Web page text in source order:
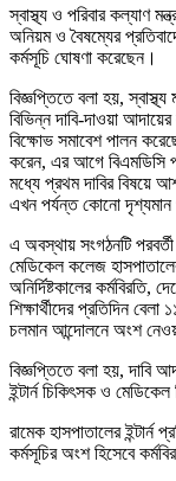
স্বাস্থ্য ও পরিবার কল্যাণ
অনিয়ম ও বৈষম্যের
কর্মসূচি ঘোষণা করেছেন।
বিজ্ঞপ্তিতে বলা হয়, স্বাস্থ্য
বিভিন্ন দাবি-দাওয়া আদায়ের
বিক্ষোভ সমাবেশ পালন
করেন, এর আগে বিএমডিসি
মধ্যে প্রথম দাবির বিষয়ে
এখন পর্যন্ত কোনো দৃশ্যমান
এ অবস্থায় সংগঠনটি
মেডিকেল কলেজ
অনির্দিষ্টকালের
শিক্ষার্থীদের প্রতিদিন
চলমান আন্দোলনে অংশ
বিজ্ঞপ্তিতে বলা হয়, দাবি
ইন্টার্ন চিকিৎসক ও
রামেক হাসপাতালের
কর্মসূচির অংশ হিসেবে